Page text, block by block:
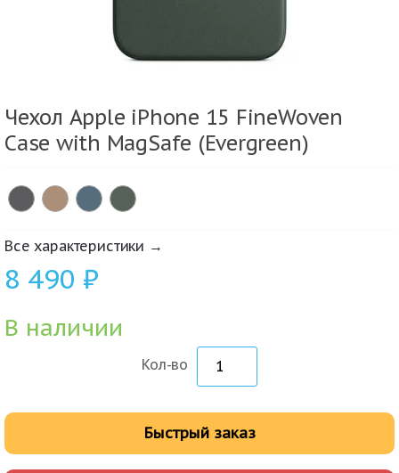
Чехол Apple iPhone 15 FineWoven
Case with MagSafe (Evergreen)
Все характеристики →
8 490 ₽
В наличии
Кол-во
Быстрый заказ